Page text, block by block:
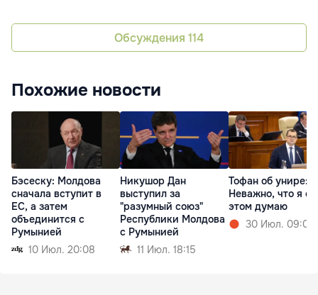
Обсуждения 114
Похожие новости
Бэсеску: Молдова
сначала вступит в
ЕС, а затем
объединится с
Румынией
10 Июл. 20:08
Никушор Дан
выступил за
"разумный союз"
Республики Молдова
с Румынией
11 Июл. 18:15
Тофан об унире:
Неважно, что я об
этом думаю
30 Июл. 09:01